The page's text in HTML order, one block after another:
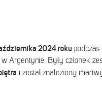
2024 roku podczas
Argentynie. Były członek
i został znaleziony